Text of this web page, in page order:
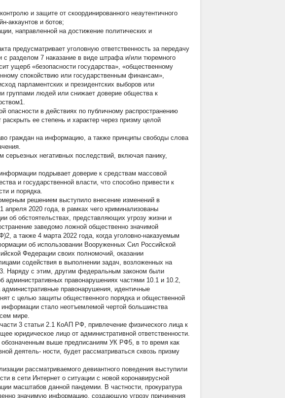
и защите от скоординированного неаутентичного
аккаунтов и ботов;
направленной на достижение политических и
предусматривает уголовную ответственность за передачу
с разделом 7 наказание в виде штрафа и/или тюремного
ущерб «безопасности государства», «общественному
спокойствию или государственным финансам»,
парламентских и президентских выборов или
группами людей или снижает доверие общества к
опасности в действиях по публичному распространению
ее степень и характер через призму целой
граждан на информацию, а также принципы свободы слова
серьезных негативных последствий, включая панику,
подрывает доверие к средствам массовой
и государственной власти, что способно привести к
и порядка.
решением выступило внесение изменений в
2020 года, в рамках чего криминализованы
об обстоятельствах, представляющих угрозу жизни и
заведомо ложной общественно значимой
а также 4 марта 2022 года, когда уголовно-наказуемым
об использовании Вооруженных Сил Российской
Федерации своих полномочий, оказании
содействия в выполнении задач, возложенных на
Наряду с этим, другим федеральным законом были
административных правонарушениях частями 10.1 и 10.2,
правонарушения, идентичные
с целью защиты общественного порядка и общественной
информации стало неотъемлемой чертой большинства
мире.
3 статьи 2.1 КоАП РФ, привлечение физического лица к
юридическое лицо от административной ответственности.
обозначенным выше предписаниям УК РФ5, в то время как
деятель- ности, будет рассматриваться сквозь призму
рассматриваемого девиантного поведения выступили
в сети Интернет о ситуации с новой коронавирусной
масштабов данной пандемии. В частности, прокуратура
значимую информацию, создающую угрозу причинения